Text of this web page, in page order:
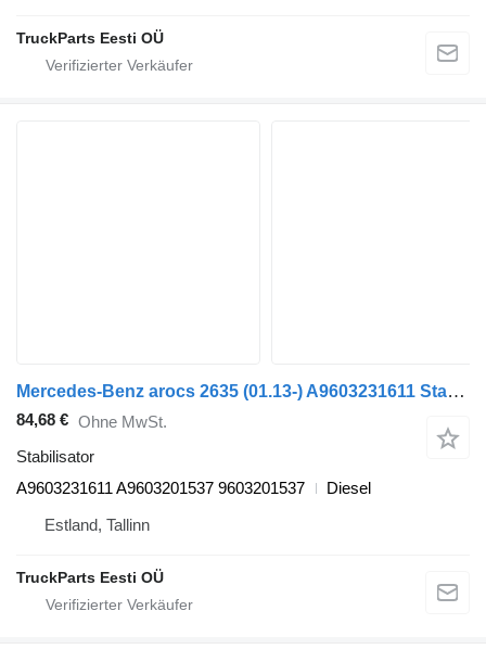
TruckParts Eesti OÜ
Mercedes-Benz arocs 2635 (01.13-) A9603231611 Stabilisator für Mercedes-Benz Actros MP4 Antos Arocs (2012-) Sattelzugmaschine
84,68 € Ohne MwSt.
Stabilisator
A9603231611 A9603201537 9603201537
Diesel
Estland, Tallinn
TruckParts Eesti OÜ